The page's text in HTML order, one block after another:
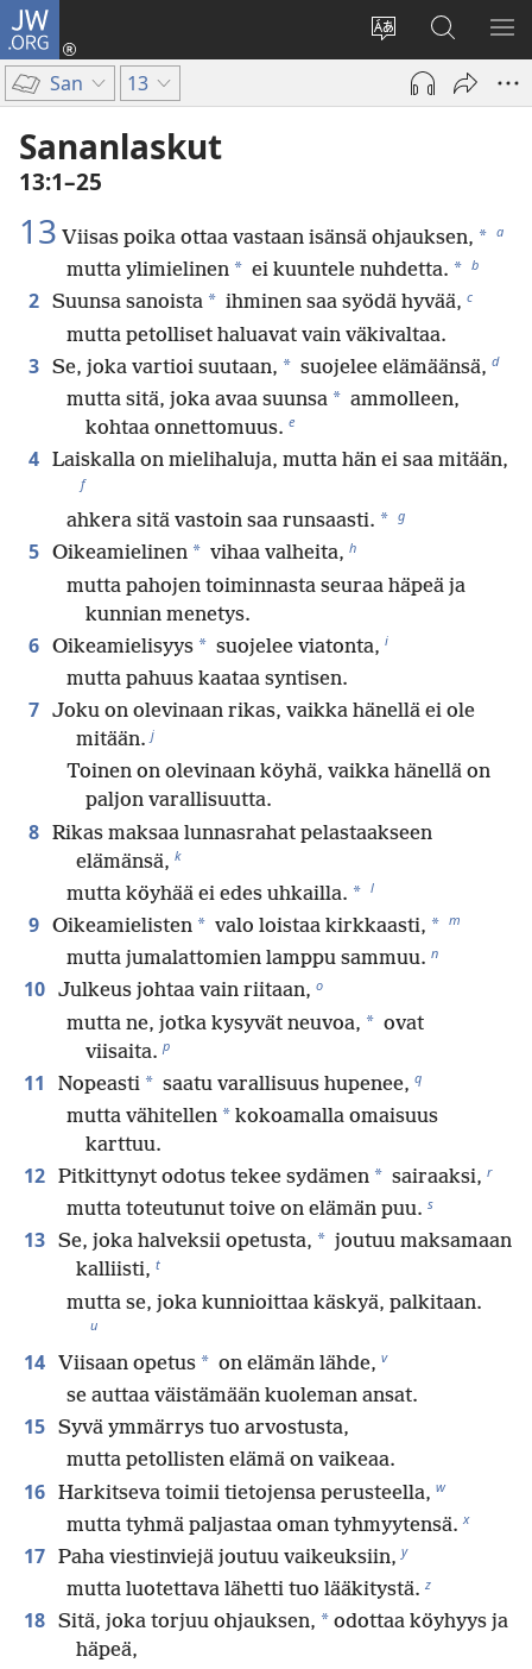
JW.ORG
Vaihda
sivuston
kieli
Kirjaudu
(avaa
ikkunan)
Hae
JW.ORG-
sivustolta
San 13
Sananlaskut
13:1–25
13 Viisas poika ottaa vastaan isänsä ohjauksen, * a
mutta ylimielinen * ei kuuntele nuhdetta. * b
2 Suunsa sanoista * ihminen saa syödä hyvää, c
mutta petolliset haluavat vain väkivaltaa.
3 Se, joka vartioi suutaan, * suojelee elämäänsä, d
mutta sitä, joka avaa suunsa * ammolleen,
kohtaa onnettomuus. e
4 Laiskalla on mielihaluja, mutta hän ei saa mitään,
f
ahkera sitä vastoin saa runsaasti. * g
5 Oikeamielinen * vihaa valheita, h
mutta pahojen toiminnasta seuraa häpeä ja
kunnian menetys.
6 Oikeamielisyys * suojelee viatonta, i
mutta pahuus kaataa syntisen.
7 Joku on olevinaan rikas, vaikka hänellä ei ole
mitään. j
Toinen on olevinaan köyhä, vaikka hänellä on
paljon varallisuutta.
8 Rikas maksaa lunnasrahat pelastaakseen
elämänsä, k
mutta köyhää ei edes uhkailla. * l
9 Oikeamielisten * valo loistaa kirkkaasti, * m
mutta jumalattomien lamppu sammuu. n
10 Julkeus johtaa vain riitaan, o
mutta ne, jotka kysyvät neuvoa, * ovat
viisaita. p
11 Nopeasti * saatu varallisuus hupenee, q
mutta vähitellen * kokoamalla omaisuus
karttuu.
12 Pitkittynyt odotus tekee sydämen * sairaaksi, r
mutta toteutunut toive on elämän puu. s
13 Se, joka halveksii opetusta, * joutuu maksamaan
kalliisti, t
mutta se, joka kunnioittaa käskyä, palkitaan.
u
14 Viisaan opetus * on elämän lähde, v
se auttaa väistämään kuoleman ansat.
15 Syvä ymmärrys tuo arvostusta,
mutta petollisten elämä on vaikeaa.
16 Harkitseva toimii tietojensa perusteella, w
mutta tyhmä paljastaa oman tyhmyytensä. x
17 Paha viestinviejä joutuu vaikeuksiin, y
mutta luotettava lähetti tuo lääkitystä. z
18 Sitä, joka torjuu ohjauksen, * odottaa köyhyys ja
häpeä,